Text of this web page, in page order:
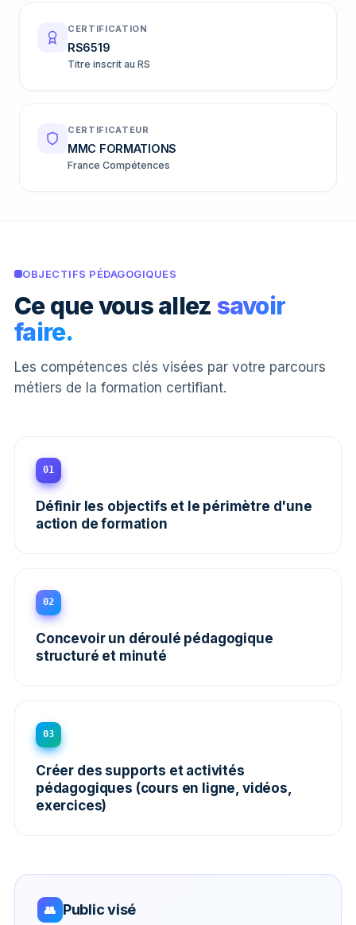
CERTIFICATION
RS6519
Titre inscrit au RS
CERTIFICATEUR
MMC FORMATIONS
France Compétences
OBJECTIFS PÉDAGOGIQUES
Ce que vous allez savoir
faire.
Les compétences clés visées par votre parcours
métiers de la formation certifiant.
01
Définir les objectifs et le périmètre d'une
action de formation
02
Concevoir un déroulé pédagogique
structuré et minuté
03
Créer des supports et activités
pédagogiques (cours en ligne, vidéos,
exercices)
👥 Public visé